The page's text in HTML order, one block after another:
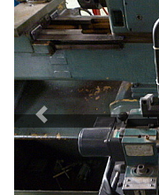
Previous